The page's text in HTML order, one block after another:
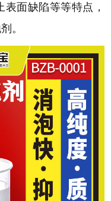
面缺陷等等特点，
。